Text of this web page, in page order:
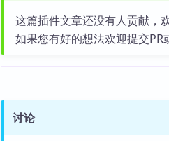
这篇插件文章还没有人贡献，
如果您有好的想法欢迎提交PR
讨论